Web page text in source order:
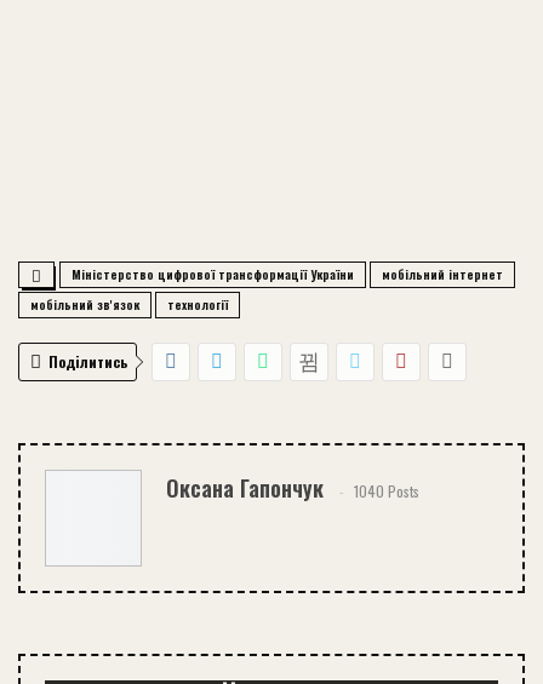
Міністерство цифрової трансформації України
мобільний інтернет
мобільний зв'язок
технології
Поділитись
Оксана Гапончук 1040 Posts